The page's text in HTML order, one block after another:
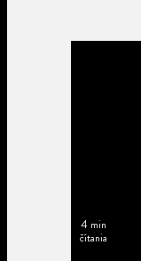
4 min
čítania